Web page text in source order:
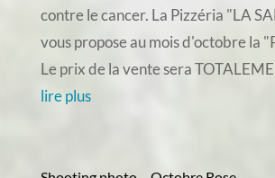
contre le cancer. La Pizzéria "LA
vous propose au mois d'octobre la
Le prix de la vente sera
lire plus